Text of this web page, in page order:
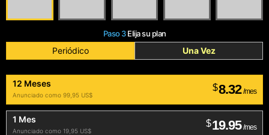
Paso 3Elija su plan
Periódico Una Vez
12 Meses
Anunciado como 99,95 US$
$8.32 /mes
1 Mes
Anunciado como 19,95 US$
$19.95 /mes